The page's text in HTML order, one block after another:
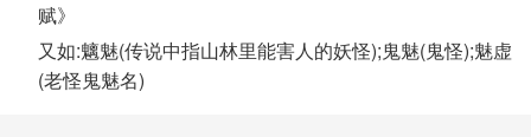
赋》
又如:魑魅(传说中指山林里能害人的妖怪);鬼魅(鬼怪);魅虚
(老怪鬼魅名)